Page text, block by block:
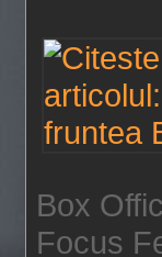
Box
Focus